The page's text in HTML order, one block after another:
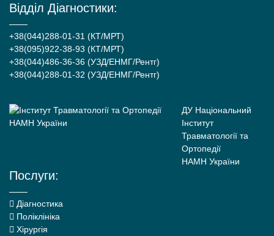
Відділ Діагностики:
+38(044)288-01-31 (КТ/МРТ)
+38(095)922-38-93 (КТ/МРТ)
+38(044)486-36-36 (УЗД/ЕНМГ/Рентг)
+38(044)288-01-32 (УЗД/ЕНМГ/Рентг)
ДУ Національний
Інститут
Травматології та
Ортопедії
НАМН України
Послуги:
Діагностика
Поліклініка
Хірургія